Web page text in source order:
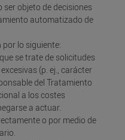
objeto de decisiones
automatizado de
por lo siguiente:
se trate de solicitudes
(p. ej., carácter
del Tratamiento
a los costes
a actuar.
o por medio de